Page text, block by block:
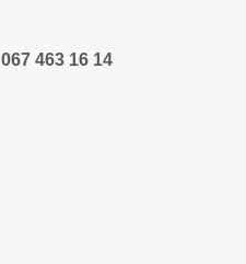
067 463 16 14